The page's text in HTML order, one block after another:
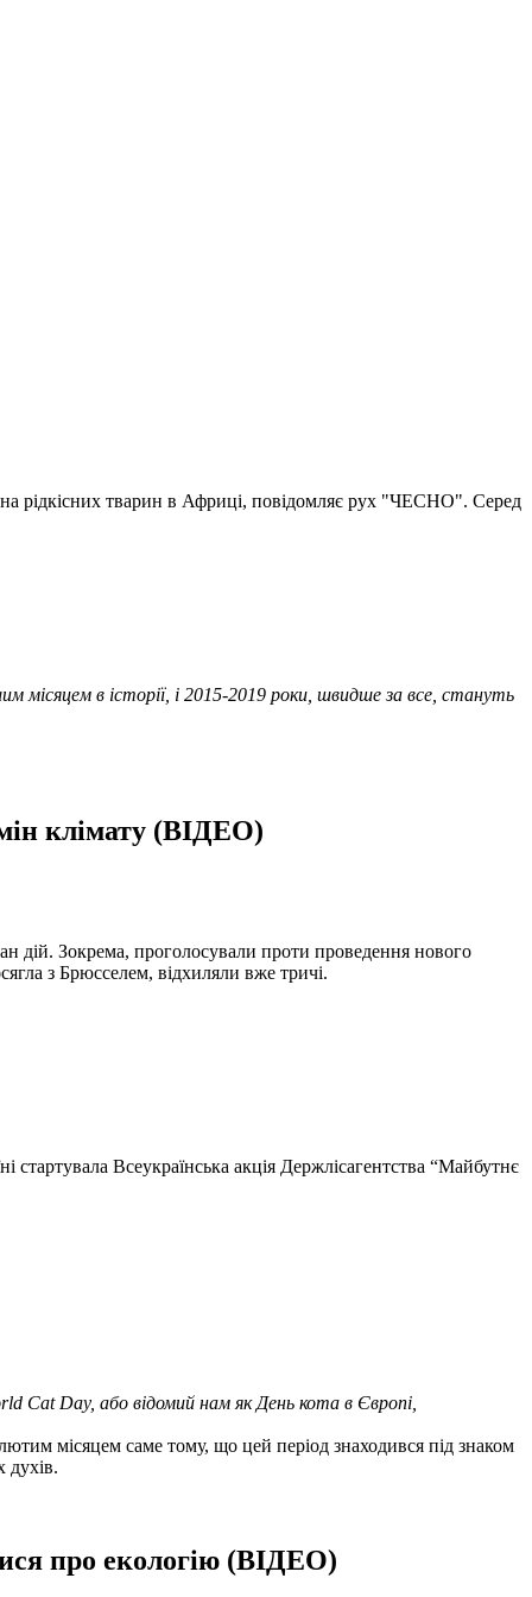
рідкісних тварин в Африці, повідомляє рух "ЧЕСНО". Серед
місяцем в історії, і 2015-2019 роки, швидше за все, стануть
клімату (ВІДЕО)
дій. Зокрема, проголосували проти проведення нового
з Брюсселем, відхиляли вже тричі.
стартувала Всеукраїнська акція Держлісагентства “Майбутнє
Cat Day, або відомий нам як День кота в Європі,
місяцем саме тому, що цей період знаходився під знаком
духів.
про екологію (ВІДЕО)